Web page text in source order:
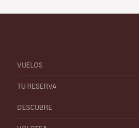
VUELOS
TU RESERVA
DESCUBRE